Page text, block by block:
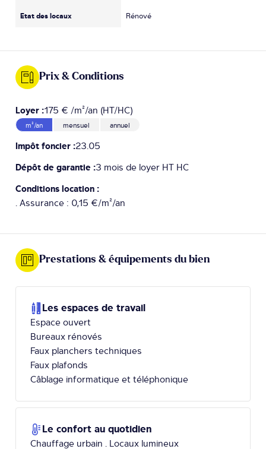
Etat des locaux Rénové
Prix & Conditions
Loyer :175 € /m²/an (HT/HC)
m²/an mensuel annuel
Impôt foncier :23.05
Dépôt de garantie :3 mois de loyer HT HC
Conditions location :
. Assurance : 0,15 €/m²/an
Prestations & équipements du bien
Les espaces de travail
Espace ouvert
Bureaux rénovés
Faux planchers techniques
Faux plafonds
Câblage informatique et téléphonique
Le confort au quotidien
Chauffage urbain . Locaux lumineux